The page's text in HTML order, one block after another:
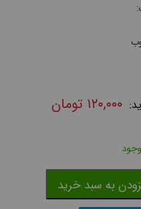
۱۲۰,۰۰۰ تومان
به سبد خرید